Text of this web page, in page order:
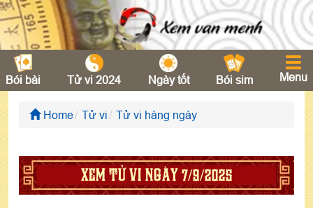
Bói bài Tử vi 2024 Ngày tốt Bói sim Menu
Home Tử vi Tử vi hàng ngày
XEM TỬ VI NGÀY 7/9/2025